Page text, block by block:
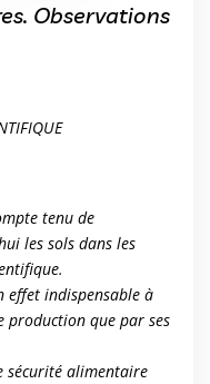
Observations
tenu de
les sols dans les
effet indispensable à
production que par ses
sécurité alimentaire